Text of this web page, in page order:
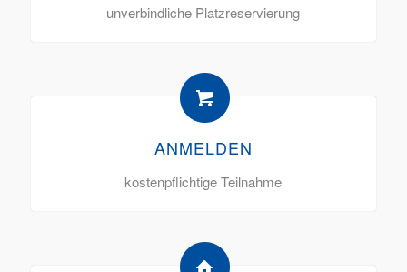
unverbindliche Platzreservierung
ANMELDEN
kostenpflichtige Teilnahme